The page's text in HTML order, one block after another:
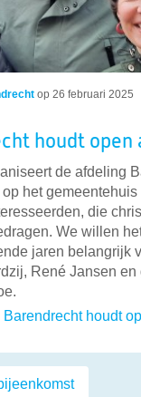
op 26 februari 2025
houdt open
de afdeling
het
die
We willen
jaren belangrijk
René Jansen
houdt